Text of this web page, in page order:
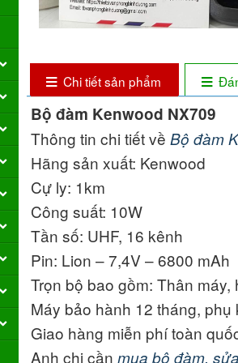
Chi tiết sản phẩm
Bộ đàm Kenwood NX709
Thông tin chi tiết vềBộ đàm
Hãng sản xuất: Kenwood
Cự ly: 1km
Công suất: 10W
Tần số: UHF, 16 kênh
Pin: Lion – 7,4V – 6800 mAh
Trọn bộ bao gồm: Thân
Máy bảo hành 12 tháng,
Giao hàng miễn phí toàn
Anh chị cầnmua bộ đàm,